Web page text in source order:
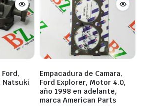
Natsuki
Empacadura de Camara,
Ford Explorer, Motor 4.0,
año 1998 en adelante,
marca American Parts